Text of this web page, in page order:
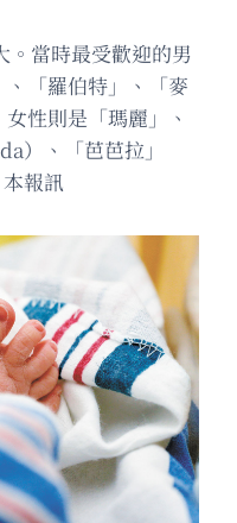
。當時最受歡迎的男
「羅伯特」、「麥
性則是「瑪麗」、
）、「芭芭拉」
報訊